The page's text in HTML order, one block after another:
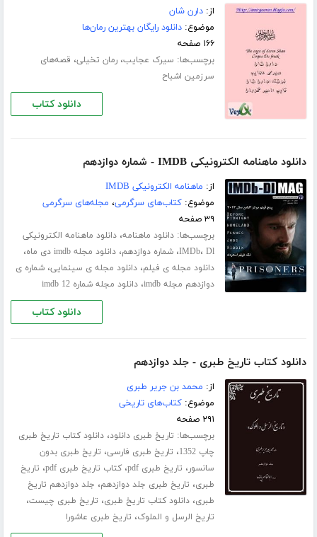
از:دارن شان
موضوع:دانلود رایگان بهترین رمان‌ها
۱۶۶ صفحه
برچسب‌ها: سیرک عجایب،رمان تخیلی، قصه‌های
سرزمین اشباح
دانلود کتاب
دانلود ماهنامه الکترونیکی IMDB - شماره دوازدهم
از: ماهنامه الکترونیکی IMDB
موضوع:کتاب‌های سرگرمی، مجله‌های سرگرمی
۳۹ صفحه
برچسب‌ها:دانلود ماهنامه،دانلود ماهنامه الکترونیکی
IMDb، Dl ،شماره دوازدهم،دانلود مجله imdb دی ماه ،
دانلود مجله ی فیلم،دانلود مجله ی سینمایی،شماره ی
دوازدهم مجله imdb
،دانلود مجله شماره 12 imdb
دانلود کتاب
دانلود کتاب تاریخ طبری - جلد دوازدهم
از: محمد بن جریر طبری
موضوع:کتاب‌های تاریخی
۲۹۱ صفحه
برچسب‌ها: تاریخ طبری دانلود،دانلود کتاب تاریخ طبری
چاپ 1352
، تاریخ طبری فارسی، تاریخ طبری بدون
سانسور، تاریخ طبری pdf ،کتاب تاریخ طبری pdf ، تاریخ
طبری، تاریخ طبری جلد ‌دوازدهم، جلد دوازدهم تاریخ
طبری،دانلود کتاب تاریخ طبری، تاریخ طبری چیست،
تاریخ الرسل و الملوک، تاریخ طبری عاشورا